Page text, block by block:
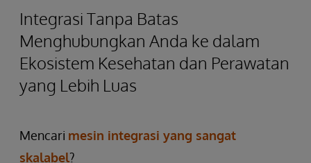
Integrasi Tanpa Batas
Menghubungkan Anda ke dalam
Ekosistem Kesehatan dan Perawatan
yang Lebih Luas
Mencari mesin integrasi yang sangat
skalabel?